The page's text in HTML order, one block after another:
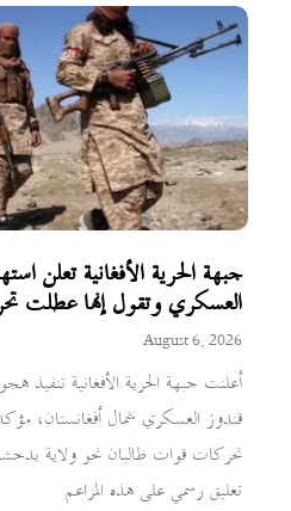
جبهة الحرية الأفغانية تعلن
العسكري وتقول إنها عطلت
August 6, 2026
أعلنت جبهة الحرية الأفغانية
قندوز العسكري شمال أفغانستان،
تحركات قوات طالبان نحو ولاية
تعليق رسمي على هذه المزاعم